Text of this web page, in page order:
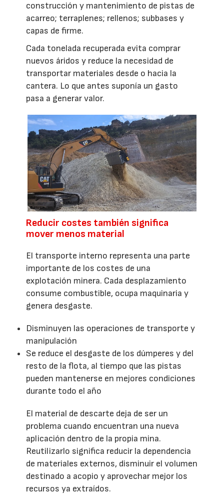
construcción y mantenimiento de pistas de
acarreo; terraplenes; rellenos; subbases y
capas de firme.
Cada tonelada recuperada evita comprar
nuevos áridos y reduce la necesidad de
transportar materiales desde o hacia la
cantera. Lo que antes suponía un gasto
pasa a generar valor.
Reducir costes también significa
mover menos material
El transporte interno representa una parte
importante de los costes de una
explotación minera. Cada desplazamiento
consume combustible, ocupa maquinaria y
genera desgaste.
Disminuyen las operaciones de transporte y
manipulación
Se reduce el desgaste de los dúmperes y del
resto de la flota, al tiempo que las pistas
pueden mantenerse en mejores condiciones
durante todo el año
El material de descarte deja de ser un
problema cuando encuentran una nueva
aplicación dentro de la propia mina.
Reutilizarlo significa reducir la dependencia
de materiales externos, disminuir el volumen
destinado a acopio y aprovechar mejor los
recursos ya extraídos.